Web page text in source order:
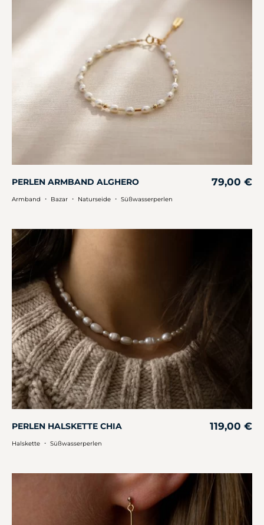
PERLEN ARMBAND ALGHERO 79,00 €
Armband ・ Bazar ・ Naturseide ・ Süßwasserperlen
PERLEN HALSKETTE CHIA 119,00 €
Halskette ・ Süßwasserperlen